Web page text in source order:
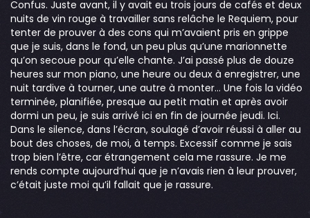
Confus. Juste avant, il y avait eu trois jours de cafés et deux
nuits de vin rouge à travailler sans relâche le Requiem, pour
tenter de prouver à des cons qui m’avaient pris en grippe
que je suis, dans le fond, un peu plus qu’une marionnette
qu’on secoue pour qu’elle chante. J’ai passé plus de douze
heures sur mon piano, une heure ou deux à enregistrer, une
nuit tardive à tourner, une autre à monter… Une fois la vidéo
terminée, planifiée, presque au petit matin et après avoir
dormi un peu, je suis arrivé ici en fin de journée jeudi. Ici.
Dans le silence, dans l’écran, soulagé d’avoir réussi à aller au
bout des choses, de moi, à temps. Excessif comme je sais
trop bien l’être, car étrangement cela me rassure. Je me
rends compte aujourd’hui que je n’avais rien à leur prouver,
c’était juste moi qu’il fallait que je rassure.